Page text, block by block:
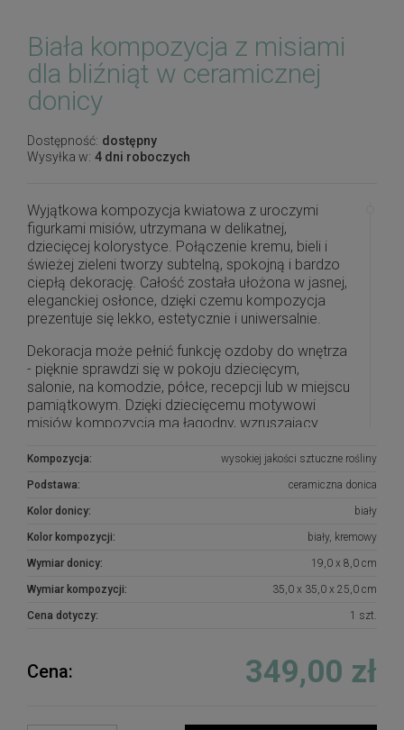
Biała kompozycja z misiami
dla bliźniąt w ceramicznej
donicy
Dostępność: dostępny
Wysyłka w: 4 dni roboczych
Wyjątkowa kompozycja kwiatowa z uroczymi
figurkami misiów, utrzymana w delikatnej,
dziecięcej kolorystyce. Połączenie kremu, bieli i
świeżej zieleni tworzy subtelną, spokojną i bardzo
ciepłą dekorację. Całość została ułożona w jasnej,
eleganckiej osłonce, dzięki czemu kompozycja
prezentuje się lekko, estetycznie i uniwersalnie.
Dekoracja może pełnić funkcję ozdoby do wnętrza
- pięknie sprawdzi się w pokoju dziecięcym,
salonie, na komodzie, półce, recepcji lub w miejscu
pamiątkowym. Dzięki dziecięcemu motywowi
misiów kompozycja ma łagodny, wzruszający
symboliczna dekoracja na grób dziecka.
W kompozycji wykorzystano trwałe kwiaty
dekoracyjne w pastelowych odcieniach, dzięki
czemu całość zachowuje swój wygląd przez długi
czas i nie wymaga codziennej pielęgnacji.
Różnorodne kwiaty, drobne gałązki i zwisająca
zieleń nadają aranżacji naturalności oraz efektu
małego, kwitnącego ogródka.
zarówno jako subtelna ozdoba do wnętrza, jak i
elegancka kompozycja nagrobna dla dziecka.
Kompozycja: wysokiej jakości sztuczne rośliny
Podstawa: ceramiczna donica
Kolor donicy: biały
Kolor kompozycji: biały, kremowy
Wymiar donicy: 19,0 x 8,0 cm
Wymiar kompozycji: 35,0 x 35,0 x 25,0 cm
Cena dotyczy: 1 szt.
Cena: 349,00 zł